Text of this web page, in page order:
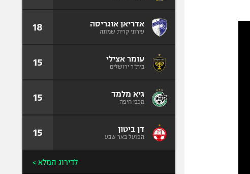
אדריאן אוגריסה
עירוני קרית שמונה 18
עומר אצילי
בית"ר ירושלים 15
גיא מלמד
מכבי חיפה 15
דן ביטון
הפועל באר שבע 15
לדירוג המלא >